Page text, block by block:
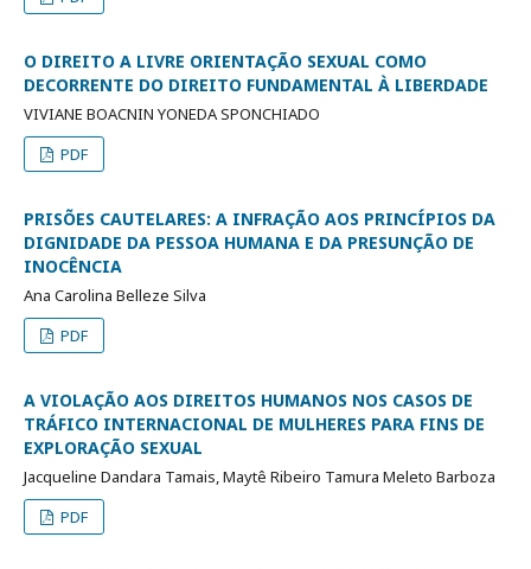
O DIREITO A LIVRE ORIENTAÇÃO SEXUAL COMO
DECORRENTE DO DIREITO FUNDAMENTAL À LIBERDADE
VIVIANE BOACNIN YONEDA SPONCHIADO
PDF
PRISÕES CAUTELARES: A INFRAÇÃO AOS PRINCÍPIOS DA
DIGNIDADE DA PESSOA HUMANA E DA PRESUNÇÃO DE
INOCÊNCIA
Ana Carolina Belleze Silva
PDF
A VIOLAÇÃO AOS DIREITOS HUMANOS NOS CASOS DE
TRÁFICO INTERNACIONAL DE MULHERES PARA FINS DE
EXPLORAÇÃO SEXUAL
Jacqueline Dandara Tamais, Maytê Ribeiro Tamura Meleto Barboza
PDF